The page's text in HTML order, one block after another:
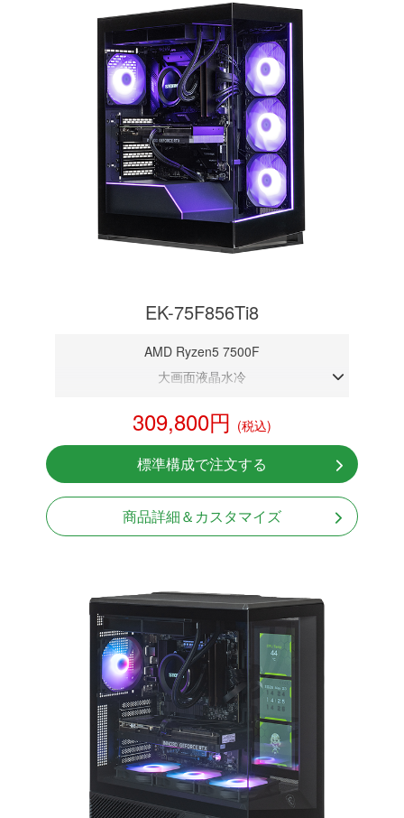
EK-75F856Ti8
AMD Ryzen5 7500F
大画面液晶水冷
RTX 5060Ti 8GB
NVMeSSD 1TB
無線LAN Bluetooth対応
850W GOLD 電源
309,800円 (税込)
標準構成で注文する
商品詳細＆カスタマイズ